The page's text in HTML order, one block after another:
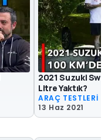
2021 Suzuki
Litre Yaktık?
ARAÇ TESTLERİ
13 Haz 2021